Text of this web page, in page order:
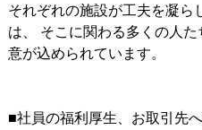
それぞれの施設が工夫を凝ら
は、 そこに関わる多くの人
意が込められています。
■社員の福利厚生、お取引先